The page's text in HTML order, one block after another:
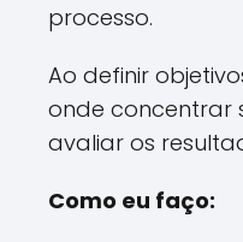
processo.
Ao definir
onde concentrar
avaliar os
Como eu faço: